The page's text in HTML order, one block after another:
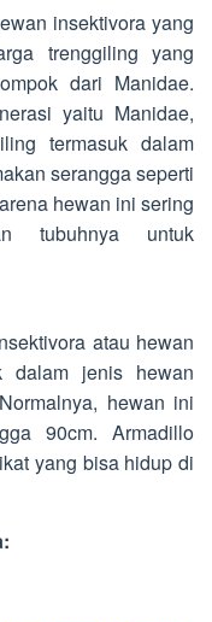
insektivora yang
trenggiling yang
dari Manidae.
yaitu Manidae,
termasuk dalam
serangga seperti
hewan ini sering
tubuhnya untuk
atau hewan
dalam jenis hewan
hewan ini
90cm. Armadillo
yang bisa hidup di